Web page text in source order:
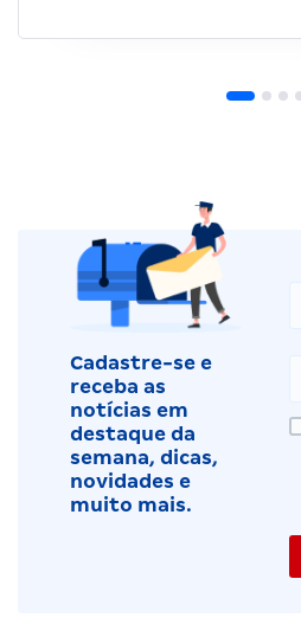
Cadastre-se e
receba as
notícias em
destaque da
semana, dicas,
novidades e
muito mais.